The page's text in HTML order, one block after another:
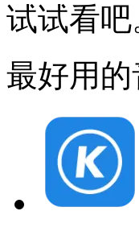
试试看吧
最好用